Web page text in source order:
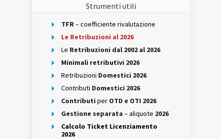
Strumenti utili
TFR– coefficiente rivalutazione
Le Retribuzioni al 2026
Le Retribuzioni dal 2002 al 2026
Minimali retributivi 2026
Retribuzioni Domestici 2026
Contributi Domestici 2026
Contributi per OTD e OTI 2026
Gestione separata – aliquote 2026
Calcolo Ticket Licenziamento
2026